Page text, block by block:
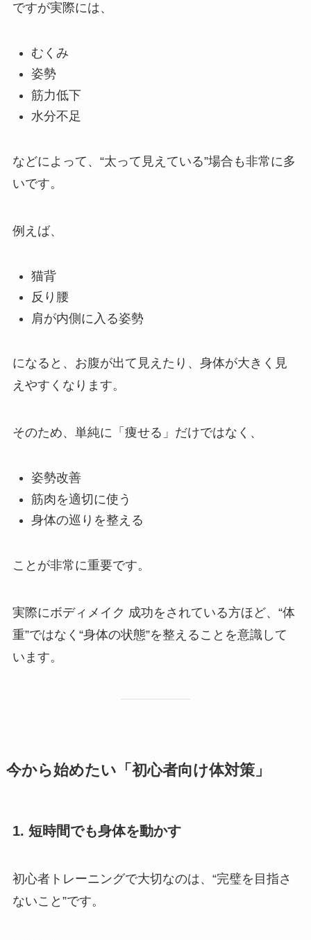
ですが実際には、
むくみ
姿勢
筋力低下
水分不足
などによって、“太って見えている”場合も非常に多
いです。
例えば、
猫背
反り腰
肩が内側に入る姿勢
になると、お腹が出て見えたり、身体が大きく見
えやすくなります。
そのため、単純に「痩せる」だけではなく、
姿勢改善
筋肉を適切に使う
身体の巡りを整える
ことが非常に重要です。
実際にボディメイク 成功をされている方ほど、“体
重”ではなく“身体の状態”を整えることを意識して
います。
今から始めたい「初心者向け体対策」
1. 短時間でも身体を動かす
初心者トレーニングで大切なのは、“完璧を目指さ
ないこと”です。